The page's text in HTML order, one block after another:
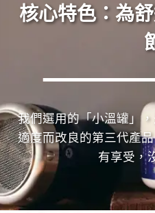
核心特色：為
我們選用的「小溫罐」
適度而改良的第三代產
有享受，